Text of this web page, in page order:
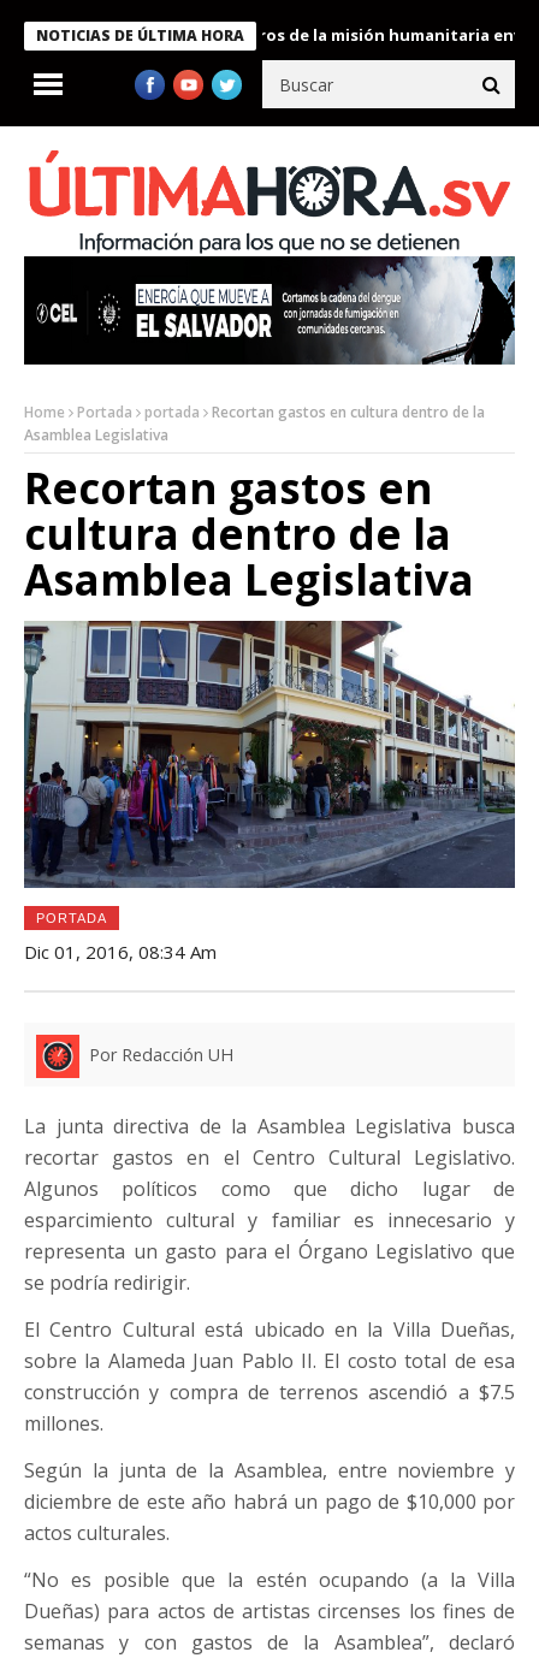
NOTICIAS DE ÚLTIMA HORA
condecora a miembros de la misión humanitaria enviada a
Home Portada portada
Recortan gastos en cultura dentro de la
Asamblea Legislativa
Recortan gastos en
cultura dentro de la
Asamblea Legislativa
PORTADA
Dic 01, 2016, 08:34 Am
Por Redacción UH
La junta directiva de la Asamblea Legislativa busca
recortar gastos en el Centro Cultural Legislativo.
Algunos políticos como que dicho lugar de
esparcimiento cultural y familiar es innecesario y
representa un gasto para el Órgano Legislativo que
se podría redirigir.
El Centro Cultural está ubicado en la Villa Dueñas,
sobre la Alameda Juan Pablo II. El costo total de esa
construcción y compra de terrenos ascendió a $7.5
millones.
Según la junta de la Asamblea, entre noviembre y
diciembre de este año habrá un pago de $10,000 por
actos culturales.
“No es posible que la estén ocupando (a la Villa
Dueñas) para actos de artistas circenses los fines de
semanas y con gastos de la Asamblea”, declaró